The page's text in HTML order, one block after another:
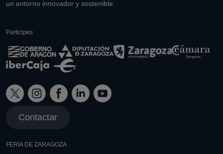
un entorno innovador y sostenible.
Participes
Contactar
FERIA DE ZARAGOZA